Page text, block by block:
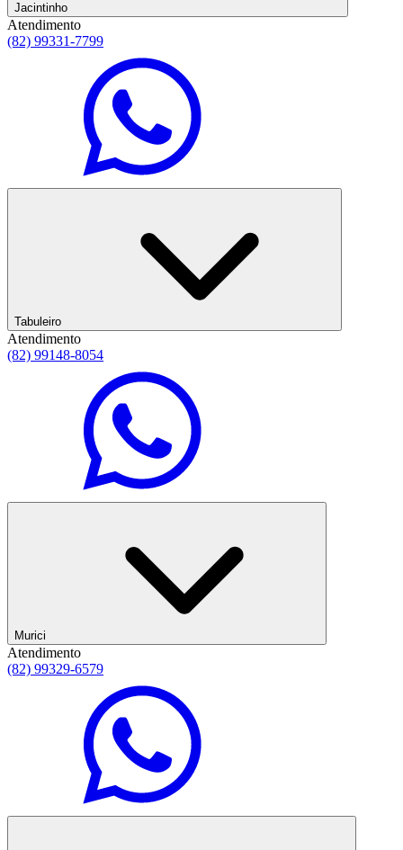
Jacintinho
Atendimento
(82) 99331-7799
Tabuleiro
Atendimento
(82) 99148-8054
Murici
Atendimento
(82) 99329-6579